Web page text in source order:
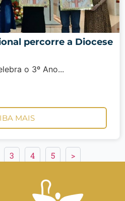
percorre a Diocese
o 3º Ano...
MAIS
3 4 5 >